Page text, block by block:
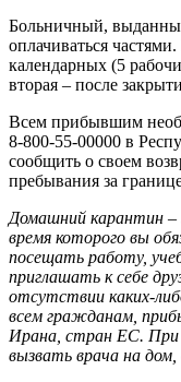
Больничный,
оплачиваться
календарных (5
вторая – после
Всем прибывшим
8-800-55-00000 в
сообщить о своем
пребывания за
Домашний карантин –
время которого вы
посещать работу,
приглашать к себе
отсутствии каких-
всем гражданам,
Ирана, стран ЕС. При
вызвать врача на дом,